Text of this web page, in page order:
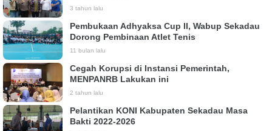
3 tahun lalu
Pembukaan Adhyaksa Cup II, Wabup Sekadau
Dorong Pembinaan Atlet Tenis
11 bulan lalu
Cegah Korupsi di Instansi Pemerintah,
MENPANRB Lakukan ini
2 tahun lalu
Pelantikan KONI Kabupaten Sekadau Masa
Bakti 2022-2026